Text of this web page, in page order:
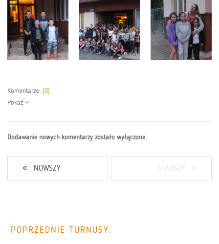
Komentarze: (0)
Pokaż
Dodawanie nowych komentarzy zostało wyłączone.
NOWSZY STARSZY
POPRZEDNIE TURNUSY: